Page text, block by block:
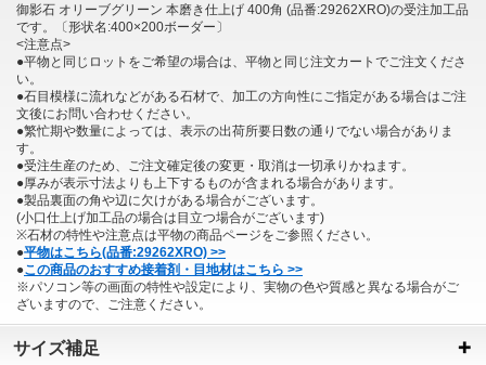
御影石 オリーブグリーン 本磨き仕上げ 400角 (品番:29262XRO)の受注加工品
です。〔形状名:400×200ボーダー〕
<注意点>
●平物と同じロットをご希望の場合は、平物と同じ注文カートでご注文くださ
い。
●石目模様に流れなどがある石材で、加工の方向性にご指定がある場合はご注
文後にお問い合わせください。
●繁忙期や数量によっては、表示の出荷所要日数の通りでない場合がありま
す。
●受注生産のため、ご注文確定後の変更・取消は一切承りかねます。
●厚みが表示寸法よりも上下するものが含まれる場合があります。
●製品裏面の角や辺に欠けがある場合がございます。
(小口仕上げ加工品の場合は目立つ場合がございます)
※石材の特性や注意点は平物の商品ページをご参照ください。
●平物はこちら(品番:29262XRO) >>
●この商品のおすすめ接着剤・目地材はこちら >>
※パソコン等の画面の特性や設定により、実物の色や質感と異なる場合がご
ざいますので、ご注意ください。
サイズ補足